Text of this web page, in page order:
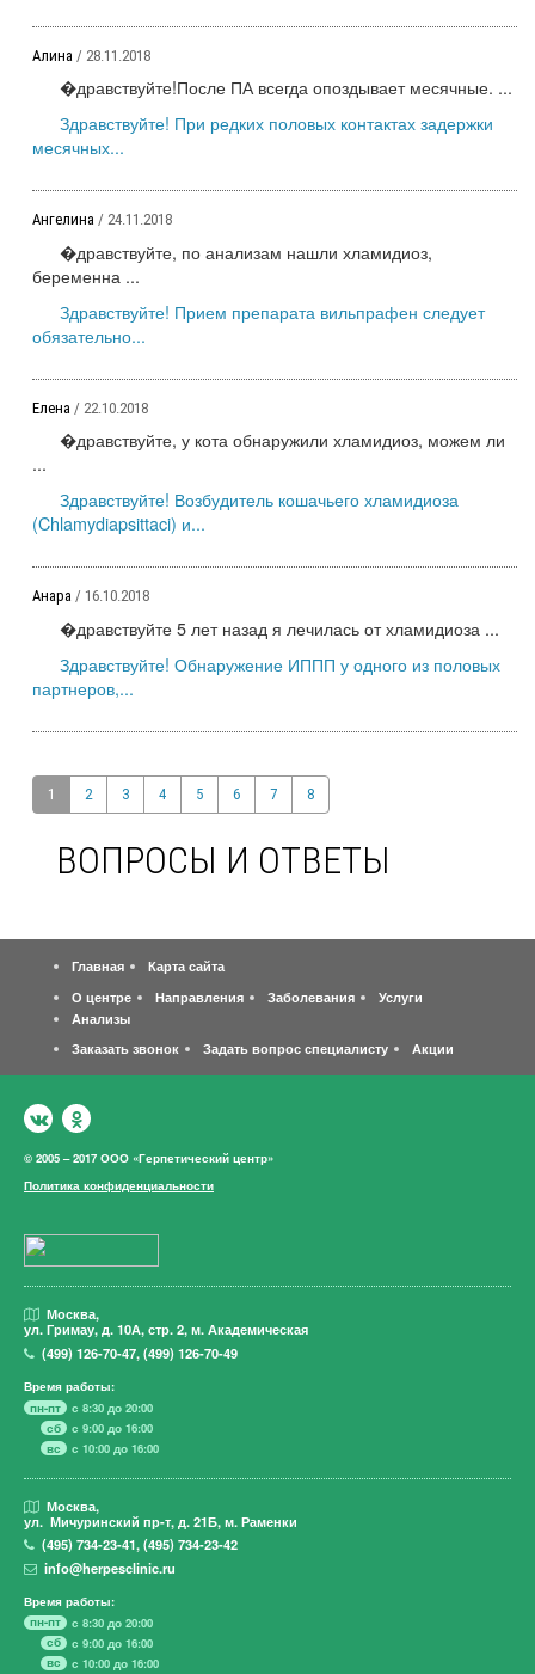
Алина / 28.11.2018
�дравствуйте!После ПА всегда опоздывает месячные. ...
Здравствуйте! При редких половых контактах задержки
месячных...
Ангелина / 24.11.2018
�дравствуйте, по анализам нашли хламидиоз,
беременна ...
Здравствуйте! Прием препарата вильпрафен следует
обязательно...
Елена / 22.10.2018
�дравствуйте, у кота обнаружили хламидиоз, можем ли
...
Здравствуйте! Возбудитель кошачьего хламидиоза
(Chlamydiapsittaci) и...
Анара / 16.10.2018
�дравствуйте 5 лет назад я лечилась от хламидиоза ...
Здравствуйте! Обнаружение ИППП у одного из половых
партнеров,...
1 2 3 4 5 6 7 8
ВОПРОСЫ И ОТВЕТЫ
Главная
Карта сайта
О центре
Направления Заболевания
Услуги
Анализы
Заказать звонок
Задать вопрос специалисту Акции
© 2005 – 2017 ООО «Герпетический центр»
Политика конфиденциальности
Москва,
ул. Гримау,д. 10А, стр. 2, м. Академическая
(499)126-70-47,(499)126-70-49
Время работы:
пн-пт
с 8:30 до 20:00
сб
с 9:00 до 16:00
вс
с 10:00 до 16:00
Москва,
ул. Мичуринский пр-т, д. 21Б, м. Раменки
(495)734-23-41,(495)734-23-42
info@herpesclinic.ru
Время работы:
пн-пт
с 8:30 до 20:00
сб
с 9:00 до 16:00
вс
с 10:00 до 16:00